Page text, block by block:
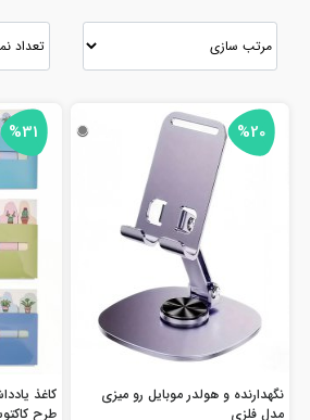
%20
نگهدارنده و هولدر موبایل رو میزی
مدل فلزی
%31
کاغذ
طرح کاکتوس